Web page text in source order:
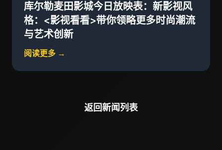
库尔勒麦田影城今日放映表：新影视风
格：<影视看看>带你领略更多时尚潮流
与艺术创新
阅读更多 →
返回新闻列表